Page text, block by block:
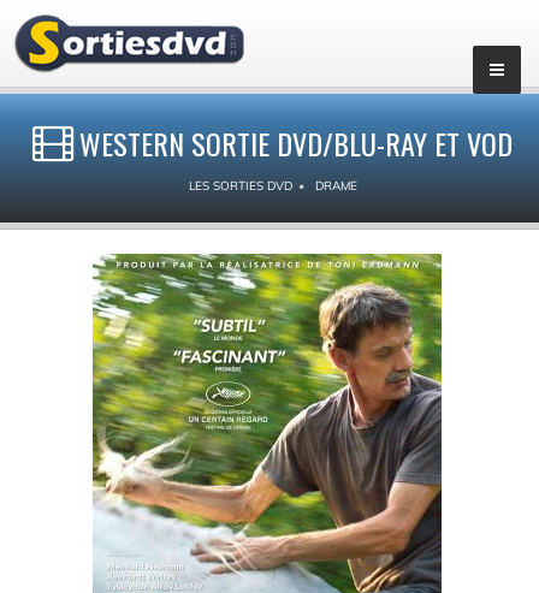
WESTERN SORTIE DVD/BLU-RAY ET VOD
LES SORTIES DVD DRAME